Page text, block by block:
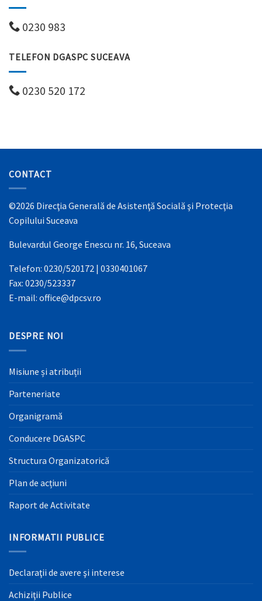
0230 983
TELEFON DGASPC SUCEAVA
0230 520 172
CONTACT
©2026 Direcţia Generală de Asistenţă Socială şi Protecţia
Copilului Suceava
Bulevardul George Enescu nr. 16, Suceava
Telefon: 0230/520172 | 0330401067
Fax: 0230/523337
E-mail: office@dpcsv.ro
DESPRE NOI
Misiune și atribuții
Parteneriate
Organigramă
Conducere DGASPC
Structura Organizatorică
Plan de acțiuni
Raport de Activitate
INFORMATII PUBLICE
Declaraţii de avere şi interese
Achiziţii Publice